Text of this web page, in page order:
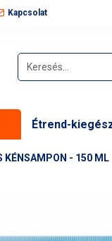
Kapcsolat
Étrend-
KÉNSAMPON - 150 ML